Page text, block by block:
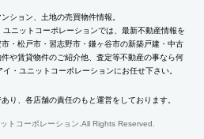
ション、土地の売買物件情報。
ニットコーポレーションでは、最新不動産情報を
・松戸市・習志野市・鎌ヶ谷市の新築戸建・中古
や賃貸物件のご紹介他、査定等不動産の事なら何
・ユニットコーポレーションにお任せ下さい。
り、各店舗の責任のもと運営をしております。
トコーポレーション.All Rights Reserved.